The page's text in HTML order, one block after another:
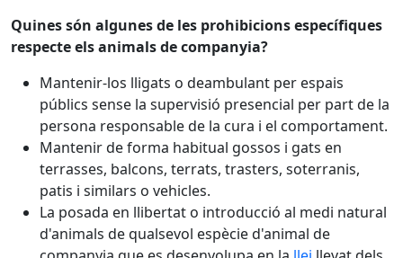
Quines són algunes de les prohibicions específiques
respecte els animals de companyia?
Mantenir-los lligats o deambulant per espais
públics sense la supervisió presencial per part de la
persona responsable de la cura i el comportament.
Mantenir de forma habitual gossos i gats en
terrasses, balcons, terrats, trasters, soterranis,
patis i similars o vehicles.
La posada en llibertat o introducció al medi natural
d'animals de qualsevol espècie d'animal de